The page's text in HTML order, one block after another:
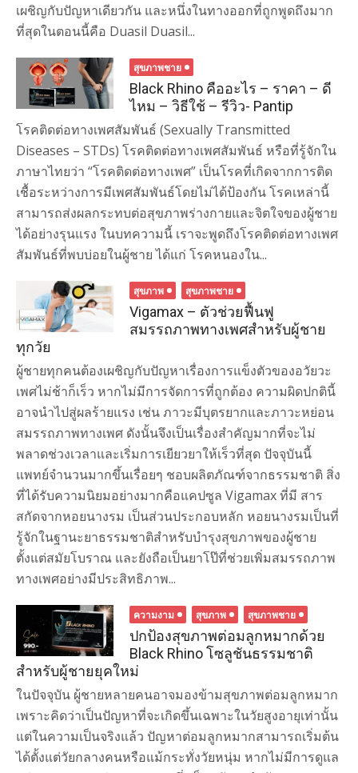
เผชิญกับปัญหาเดียวกัน และหนึ่งในทางออกที่ถูกพูดถึงมาก
ที่สุดในตอนนี้คือ Duasil Duasil...
สุขภาพชาย
Black Rhino คืออะไร – ราคา – ดี
ไหม – วิธีใช้ – รีวิว- Pantip
โรคติดต่อทางเพศสัมพันธ์ (Sexually Transmitted
Diseases – STDs) โรคติดต่อทางเพศสัมพันธ์ หรือที่รู้จักใน
ภาษาไทยว่า “โรคติดต่อทางเพศ” เป็นโรคที่เกิดจากการติด
เชื้อระหว่างการมีเพศสัมพันธ์โดยไม่ได้ป้องกัน โรคเหล่านี้
สามารถส่งผลกระทบต่อสุขภาพร่างกายและจิตใจของผู้ชาย
ได้อย่างรุนแรง ในบทความนี้ เราจะพูดถึงโรคติดต่อทางเพศ
สัมพันธ์ที่พบบ่อยในผู้ชาย ได้แก่ โรคหนองใน...
สุขภาพ สุขภาพชาย
Vigamax – ตัวช่วยฟื้นฟู
สมรรถภาพทางเพศสำหรับผู้ชาย
ทุกวัย
ผู้ชายทุกคนต้องเผชิญกับปัญหาเรื่องการแข็งตัวของอวัยวะ
เพศไม่ช้าก็เร็ว หากไม่มีการจัดการที่ถูกต้อง ความผิดปกตินี้
อาจนำไปสู่ผลร้ายแรง เช่น ภาวะมีบุตรยากและภาวะหย่อน
สมรรถภาพทางเพศ ดังนั้นจึงเป็นเรื่องสำคัญมากที่จะไม่
พลาดช่วงเวลาและเริ่มการเยียวยาให้เร็วที่สุด ปัจจุบันนี้
แพทย์จำนวนมากขึ้นเรื่อยๆ ชอบผลิตภัณฑ์จากธรรมชาติ สิ่ง
ที่ได้รับความนิยมอย่างมากคือแคปซูล Vigamax ที่มี สาร
สกัดจากหอยนางรม เป็นส่วนประกอบหลัก หอยนางรมเป็นที่
รู้จักในฐานะยาธรรมชาติสำหรับบำรุงสุขภาพของผู้ชาย
ตั้งแต่สมัยโบราณ และยังถือเป็นยาโป๊ที่ช่วยเพิ่มสมรรถภาพ
ทางเพศอย่างมีประสิทธิภาพ...
ความงาม สุขภาพ สุขภาพชาย
ปกป้องสุขภาพต่อมลูกหมากด้วย
Black Rhino โซลูชันธรรมชาติ
สำหรับผู้ชายยุคใหม่
ในปัจจุบัน ผู้ชายหลายคนอาจมองข้ามสุขภาพต่อมลูกหมาก
เพราะคิดว่าเป็นปัญหาที่จะเกิดขึ้นเฉพาะในวัยสูงอายุเท่านั้น
แต่ในความเป็นจริงแล้ว ปัญหาต่อมลูกหมากสามารถเริ่มต้น
ได้ตั้งแต่วัยกลางคนหรือแม้กระทั่งวัยหนุ่ม หากไม่มีการดูแล